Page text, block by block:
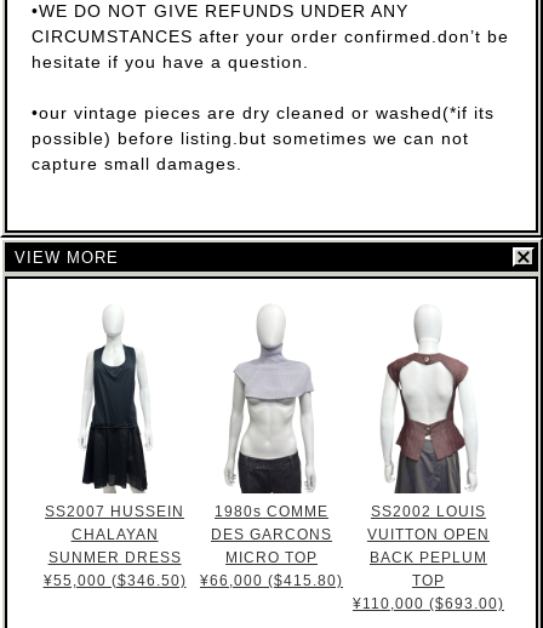
•WE DO NOT GIVE REFUNDS UNDER ANY
CIRCUMSTANCES after your order confirmed.don’t be
hesitate if you have a question.
•our vintage pieces are dry cleaned or washed(*if its
possible) before listing.but sometimes we can not
capture small damages.
VIEW MORE
SS2007 HUSSEIN
CHALAYAN
SUNMER DRESS
¥55,000 ($346.50)
1980s COMME
DES GARCONS
MICRO TOP
¥66,000 ($415.80)
SS2002 LOUIS
VUITTON OPEN
BACK PEPLUM
TOP
¥110,000 ($693.00)